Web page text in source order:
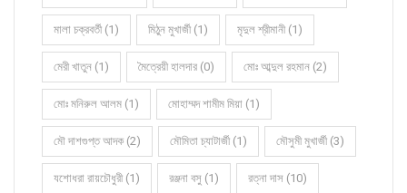
মালা চক্রবর্তী (1) মিঠুন মুখার্জী (1) মৃদুল শ্রীমানী (1)
মেরী খাতুন (1) মৈত্রেয়ী হালদার (0) মোঃ আব্দুল রহমান (2)
মোঃ মনিরুল আলম (1) মোহাম্মদ শামীম মিয়া (1)
মৌ দাশগুপ্ত আদক (2) মৌমিতা চ্যাটার্জী (1) মৌসুমী মুখার্জী (3)
যশোধরা রায়চৌধুরী (1) রঞ্জনা বসু (1) রত্না দাস (10)